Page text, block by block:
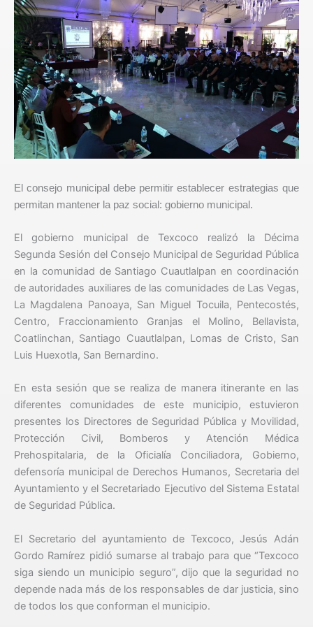
El consejo municipal debe permitir establecer estrategias que
permitan mantener la paz social: gobierno municipal.
El gobierno municipal de Texcoco realizó la Décima
Segunda Sesión del Consejo Municipal de Seguridad Pública
en la comunidad de Santiago Cuautlalpan en coordinación
de autoridades auxiliares de las comunidades de Las Vegas,
La Magdalena Panoaya, San Miguel Tocuila, Pentecostés,
Centro, Fraccionamiento Granjas el Molino, Bellavista,
Coatlinchan, Santiago Cuautlalpan, Lomas de Cristo, San
Luis Huexotla, San Bernardino.
En esta sesión que se realiza de manera itinerante en las
diferentes comunidades de este municipio, estuvieron
presentes los Directores de Seguridad Pública y Movilidad,
Protección Civil, Bomberos y Atención Médica
Prehospitalaria, de la Oficialía Conciliadora, Gobierno,
defensoría municipal de Derechos Humanos, Secretaria del
Ayuntamiento y el Secretariado Ejecutivo del Sistema Estatal
de Seguridad Pública.
El Secretario del ayuntamiento de Texcoco, Jesús Adán
Gordo Ramírez pidió sumarse al trabajo para que “Texcoco
siga siendo un municipio seguro”, dijo que la seguridad no
depende nada más de los responsables de dar justicia, sino
de todos los que conforman el municipio.